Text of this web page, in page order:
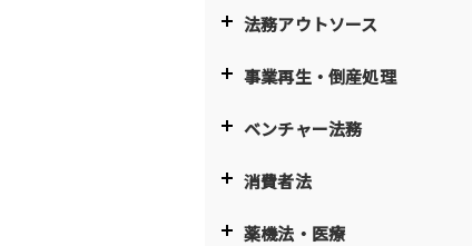
法務アウトソース
事業再生・倒産処理
ベンチャー法務
消費者法
薬機法・医療